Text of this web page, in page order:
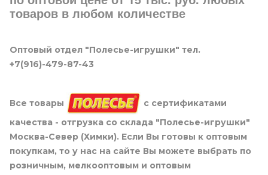
товаров в любом количестве
Оптовый отдел "Полесье-игрушки" тел.
+7(916)-479-87-43
Все товары
с сертификатами
качества - отгрузка со склада "Полесье-игрушки"
Москва-Север (Химки). Если Вы готовы к оптовым
покупкам, то у нас на сайте Вы можете выбрать по
розничным, мелкооптовым и оптовым